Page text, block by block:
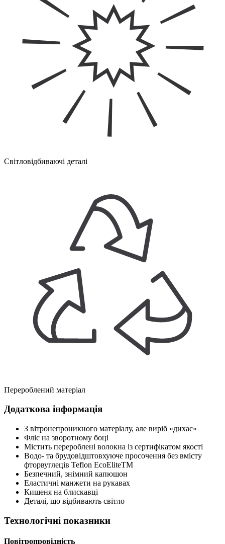
Світловідбиваючі деталі
Перероблений матеріал
Додаткова інформація
З вітронепроникного матеріалу, але виріб «дихає»
Фліс на зворотному боці
Містить перероблені волокна із сертифікатом якості
Водо- та брудовідштовхуюче просочення без вмісту
фторвуглеців Teflon EcoEliteTM
Безпечний, знімний капюшон
Еластичні манжети на рукавах
Кишеня на блискавці
Деталі, що відбивають світло
Технологічні показники
Повітропровідність